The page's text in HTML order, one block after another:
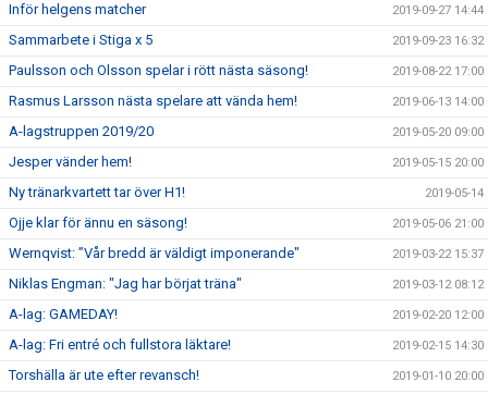
Inför helgens matcher 2019-09-27 14:44
Sammarbete i Stiga x 5 2019-09-23 16:32
Paulsson och Olsson spelar i rött nästa säsong! 2019-08-22 17:00
Rasmus Larsson nästa spelare att vända hem! 2019-06-13 14:00
A-lagstruppen 2019/20 2019-05-20 09:00
Jesper vänder hem! 2019-05-15 20:00
Ny tränarkvartett tar över H1! 2019-05-14
Ojje klar för ännu en säsong! 2019-05-06 21:00
Wernqvist: ”Vår bredd är väldigt imponerande" 2019-03-22 15:37
Niklas Engman: "Jag har börjat träna" 2019-03-12 08:12
A-lag: GAMEDAY! 2019-02-20 12:00
A-lag: Fri entré och fullstora läktare! 2019-02-15 14:30
Torshälla är ute efter revansch! 2019-01-10 20:00